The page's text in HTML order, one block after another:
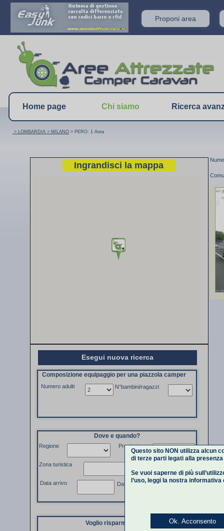
Proponi area
Home page Chi siamo Ricerca
Ingrandisci la mappa
Esegui nuova ricerca
Composizione equipaggio per una piazzola camper
Numero adulti N°bambini/ragazzi
Regione Provincia
Zona turistica
Data partenza
Data arrivo
Dove e quando?
Voglio risparmiare
> LOMBARDIA > MILANO > PERO: 1 Area
Questo sito NON utilizza alcun
di terze parti legati alla
Se vuoi saperne di più
l’uso, leggi la nostra informativa
Ok. Acconsento